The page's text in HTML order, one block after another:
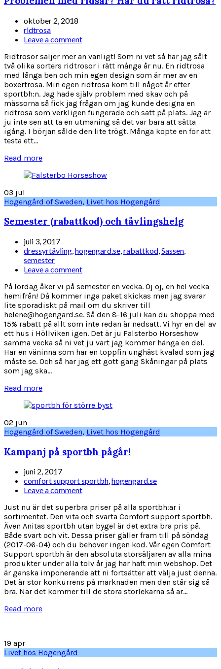
oktober 2, 2018
ridtrosa
Leave a comment
Ridtrosor säljer mer än vanligt! Som ni vet så har jag sålt
två olika sorters ridtrosor i rätt många år nu. En ridtrosa
med långa ben och min egen design som är mer av en
boxertrosa. Min egen ridtrosa kom till något år efter
sportbh:n. Jag hade själv problem med skav och på
mässorna så fick jag frågan om jag kunde designa en
ridtrosa som verkligen fungerade och satt på plats. Jag är
ju inte sen att ta en utmaning så det var bara att sätta
igång. I början sålde den lite trögt. Många köpte en för att
testa ett...
Read more
03 jul
Hogengård of Sweden, Livet hos Hogengård
Semester (rabattkod) och tävlingshelg
juli 3, 2017
dressyrtävling,hogengard.se,rabattkod,Sassen,
semester
Leave a comment
På lördag åker vi på semester en vecka. Oj oj, en hel vecka
hemifrån! Då kommer inga paket skickas men jag svarar
lite sporadiskt på mail om du skriver till
helene@hogengard.se. Så den 8-16 juli kan du shoppa med
15% rabatt på allt som inte redan är nedsatt. Vi hyr en del av
ett hus i Höllviken igen. Det är ju Falsterbo Horseshow
samma vecka så ni vet ju vart jag kommer hänga en del.
Har en väninna som har en toppfin unghäst kvalad som jag
måste se. Och så har jag ett gott gäng Skåningar på plats
som jag ska...
Read more
02 jun
Hogengård of Sweden, Livet hos Hogengård
Kampanj på sportbh pågår!
juni 2, 2017
comfort support sportbh,hogengard.se
Leave a comment
Just nu är det superbra priser på alla sportbh:ar i
sortimentet. Den vita och svarta Comfort support sportbh.
Även Anitas sportbh utan bygel är det extra bra pris på.
Både svart och vit. Dessa priser gäller fram till på söndag
(2017-06-04) och du behöver ingen kod. Vår egen Comfort
Support sportbh är den absoluta storsäljaren av alla mina
produkter under alla tolv år jag har haft min webshop. Det
är ganska imponerande att ni fortsätter att välja just denna.
Det är stor konkurrens på marknaden men den står sig så
bra. När det kommer till de stora storlekarna så är...
Read more
19 apr
Livet hos Hogengård